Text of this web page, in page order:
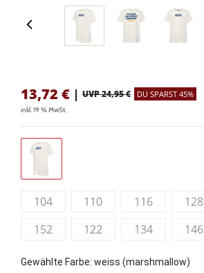
13,72 € | UVP 24,95 € DU SPARST 45%
inkl. 19 % MwSt.
104 110 116 128
152
122 134 146
Gewählte Farbe: weiss (marshmallow)